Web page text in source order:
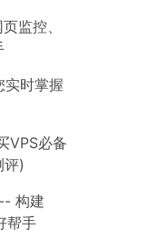
监控、
时掌握
VPS必备
评)
构建
帮手